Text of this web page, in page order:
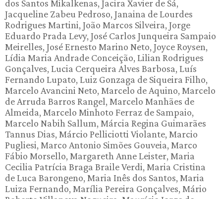
dos Santos Mikalkenas, Jacira Xavier de Sá,
Jacqueline Zabeu Pedroso, Janaina de Lourdes
Rodrigues Martini, João Marcos Silveira, Jorge
Eduardo Prada Levy, José Carlos Junqueira Sampaio
Meirelles, José Ernesto Marino Neto, Joyce Roysen,
Lídia Maria Andrade Conceição, Lilian Rodrigues
Gonçalves, Lucia Cerqueira Alves Barbosa, Luís
Fernando Lupato, Luiz Gonzaga de Siqueira Filho,
Marcelo Avancini Neto, Marcelo de Aquino, Marcelo
de Arruda Barros Rangel, Marcelo Manhães de
Almeida, Marcelo Minhoto Ferraz de Sampaio,
Marcelo Nabih Sallum, Márcia Regina Guimarães
Tannus Dias, Márcio Pelliciotti Violante, Marcio
Pugliesi, Marco Antonio Simões Gouveia, Marco
Fábio Morsello, Margareth Anne Leister, Maria
Cecilia Patrícia Braga Braile Verdi, Maria Cristina
de Luca Barongeno, Maria Inês dos Santos, Maria
Luiza Fernando, Marília Pereira Gonçalves, Mário